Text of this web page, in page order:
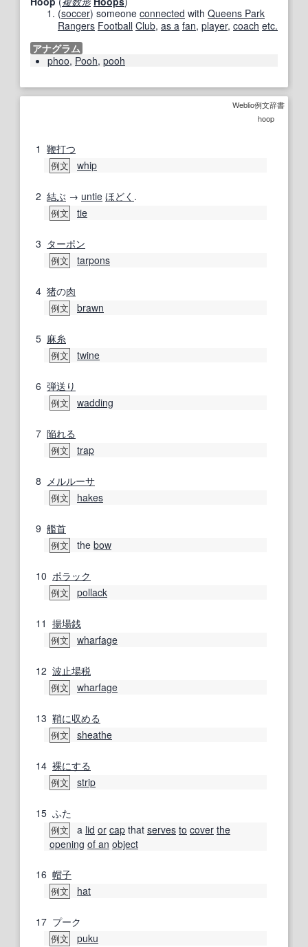
(soccer) someone connected with Queens Park
Rangers Football Club, as a fan, player, coach etc.
アナグラム
phoo, Pooh, pooh
Weblio例文辞書
hoop
1 鞭打つ
例文 whip
2 結ぶ → untie ほどく .
例文 tie
3 ターポン
例文 tarpons
4 猪の肉
例文 brawn
5 麻糸
例文 twine
6 弾送り
例文 wadding
7 陥れる
例文 trap
8 メルルーサ
例文 hakes
9 艦首
例文 the bow
10 ポラック
例文 pollack
11 揚場銭
例文 wharfage
12 波止場税
例文 wharfage
13 鞘に収める
例文 sheathe
14 裸にする
例文 strip
15 ふた
例文 a lid or cap that serves to cover the
opening of an object
16 帽子
例文 hat
17 プーク
例文 puku